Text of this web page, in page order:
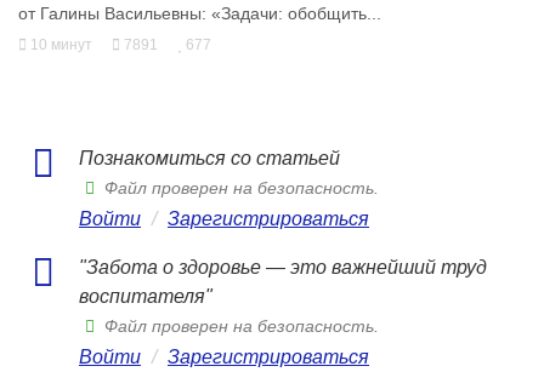
от Галины Васильевны: «Задачи: обобщить...
10 минут 7891 677
Познакомиться со статьей
Файл проверен на безопасность.
Войти / Зарегистрироваться
"Забота о здоровье — это важнейший труд
воспитателя"
Файл проверен на безопасность.
Войти / Зарегистрироваться